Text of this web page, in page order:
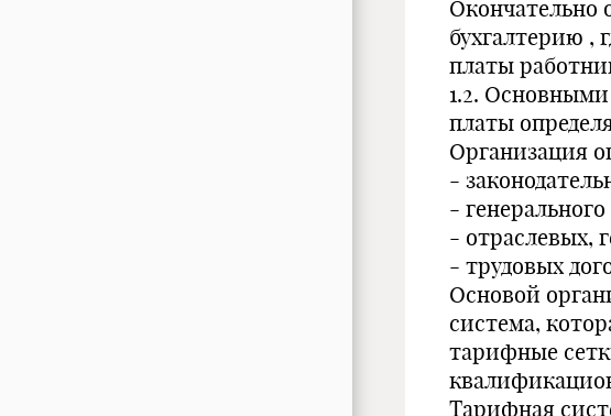
Окончательно
бухгалтерию ,
платы
1.2.
платы
Организация
-
-
- отраслевых,
- трудовых
Основой
система,
тарифные
Тарифная